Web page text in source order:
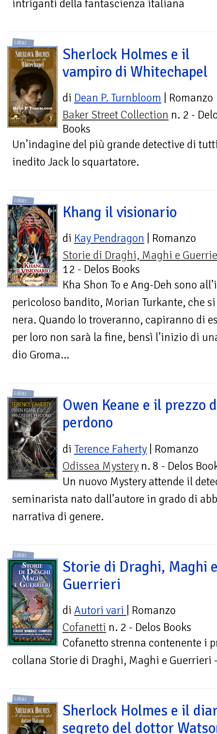
intriganti della fantascienza italiana
LIBRI
Sherlock Holmes e il
vampiro di Whitechapel
di Dean P. Turnbloom | Romanzo
Baker Street Collection n. 2 -
Books
Un’indagine del più grande detective di
inedito Jack lo squartatore.
LIBRI
Khang il visionario
di Kay Pendragon | Romanzo
Storie di Draghi, Maghi e
12 - Delos Books
Kha Shon To e Ang-Deh sono
pericoloso bandito, Morian Turkante, che
nera. Quando lo troveranno, capiranno di
per loro non sarà la fine, bensì l’inizio di
dio Groma…
LIBRI
Owen Keane e il prezzo
perdono
di Terence Faherty | Romanzo
Odissea Mystery n. 8 - Delos
Un nuovo Mystery attende il
seminarista nato dall’autore in grado di
narrativa di genere.
LIBRI
Storie di Draghi, Maghi
Guerrieri
di Autori vari
| Romanzo
Cofanetti n. 2 - Delos Books
Cofanetto strenna contenente i
collana Storie di Draghi, Maghi e
LIBRI
Sherlock Holmes e il
segreto del dottor